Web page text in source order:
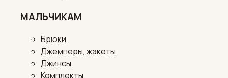
МАЛЬЧИКАМ
Брюки
Джемперы, жакеты
Джинсы
Комплекты